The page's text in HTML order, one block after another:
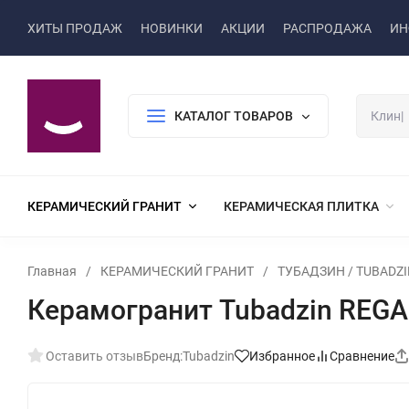
ХИТЫ ПРОДАЖ НОВИНКИ АКЦИИ РАСПРОДАЖА
КАТАЛОГ ТОВАРОВ
КЕРАМИЧЕСКИЙ ГРАНИТ КЕРАМИЧЕСКАЯ ПЛИТКА
Главная / КЕРАМИЧЕСКИЙ ГРАНИТ / ТУБАДЗИН /
Керамогранит Tubadzin
Оставить отзывБренд:Tubadzin Избранное Сравнение